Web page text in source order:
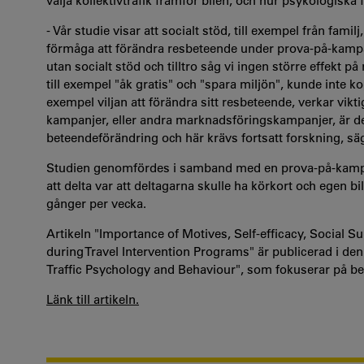
- Vår studie visar att socialt stöd, till exempel från
förmåga att förändra resbeteende under prova-på-
utan socialt stöd och tilltro såg vi ingen större effekt
till exempel "åk gratis" och "spara miljön", kunde inte
exempel viljan att förändra sitt resbeteende, verkar
kampanjer, eller andra marknadsföringskampanjer, är
beteendeförändring och här krävs fortsatt forskning,
Studien genomfördes i samband med en prova-på-
att delta var att deltagarna skulle ha körkort och egen
gånger per vecka.
Artikeln "Importance of Motives, Self-efficacy, Social
during Travel Intervention Programs" är publicerad i
Traffic Psychology and Behaviour", som fokuserar på
Länk till artikeln.